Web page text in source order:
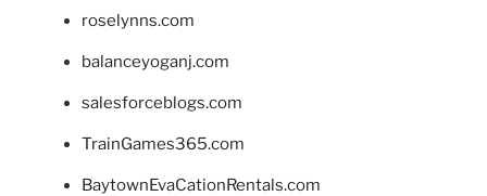
roselynns.com
balanceyoganj.com
salesforceblogs.com
TrainGames365.com
BaytownEvaCationRentals.com